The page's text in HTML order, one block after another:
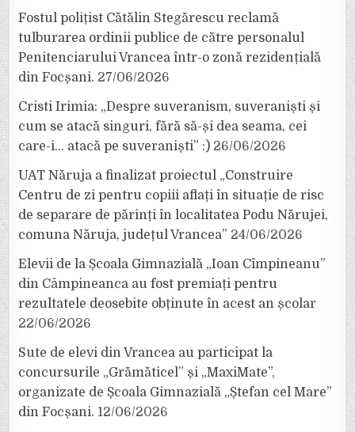
Fostul polițist Cătălin Stegărescu reclamă
tulburarea ordinii publice de către personalul
Penitenciarului Vrancea într-o zonă rezidențială
din Focșani. 27/06/2026
Cristi Irimia: „Despre suveranism, suveraniști și
cum se atacă singuri, fără să-și dea seama, cei
care-i… atacă pe suveraniști” :) 26/06/2026
UAT Năruja a finalizat proiectul „Construire
Centru de zi pentru copiii aflați în situație de risc
de separare de părinți în localitatea Podu Nărujei,
comuna Năruja, județul Vrancea” 24/06/2026
Elevii de la Școala Gimnazială „Ioan Cîmpineanu”
din Câmpineanca au fost premiați pentru
rezultatele deosebite obținute în acest an școlar
22/06/2026
Sute de elevi din Vrancea au participat la
concursurile „Grămăticel” și „MaxiMate”,
organizate de Școala Gimnazială „Ștefan cel Mare”
din Focșani. 12/06/2026